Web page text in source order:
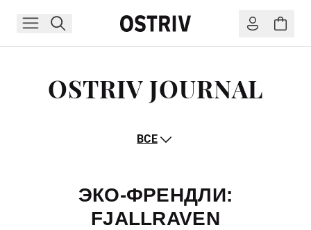
OSTRIV JOURNAL
ВСЕ
ЭКО-ФРЕНДЛИ:
FJALLRAVEN